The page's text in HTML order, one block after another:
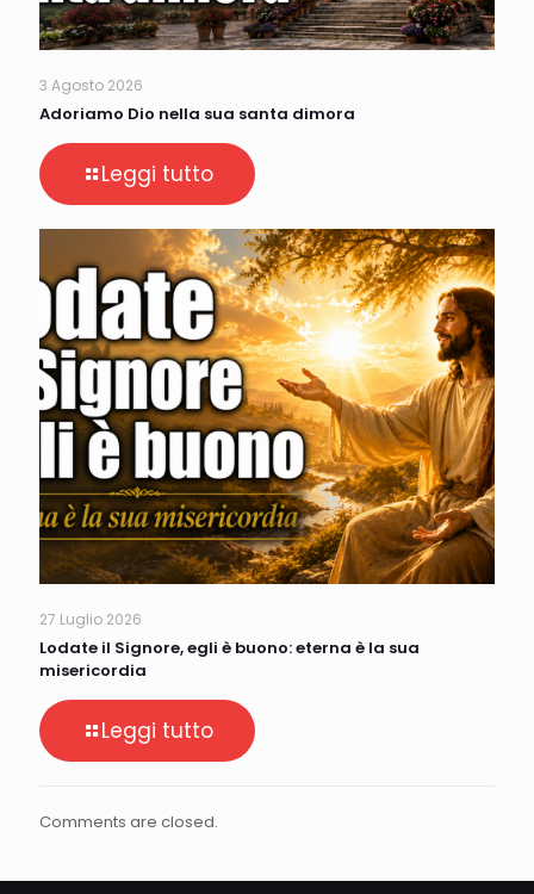
3 Agosto 2026
Adoriamo Dio nella sua santa dimora
Leggi tutto
27 Luglio 2026
Lodate il Signore, egli è buono: eterna è la sua
misericordia
Leggi tutto
Comments are closed.